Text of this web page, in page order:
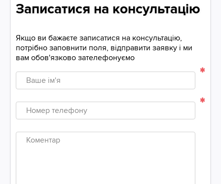
Записатися на консультацію
Якщо ви бажаєте записатися на консультацію,
потрібно заповнити поля, відправити заявку і ми
вам обов'язково зателефонуємо
Ваше
ім'я
Номер
телефону
Коментар